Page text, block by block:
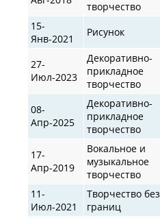
творчество
15-
Янв-2021
Рисунок
27-
Июл-2023
Декоративно-
прикладное
творчество
08-
Апр-2025
Декоративно-
прикладное
творчество
17-
Апр-2019
Вокальное и
музыкальное
творчество
11-
Июл-2021
Творчество без
границ